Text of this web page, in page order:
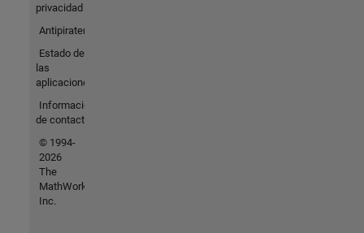
privacidad
Antipiratería
Estado de
las
aplicaciones
Información
de contacto
© 1994-
2026
The
MathWorks,
Inc.